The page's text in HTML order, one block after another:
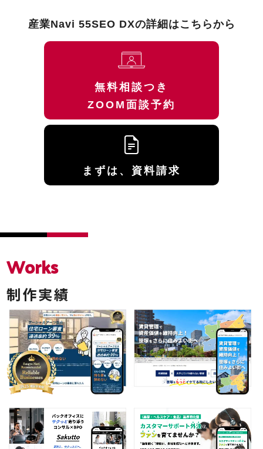
産業Navi 55SEO DXの詳細はこちらから
無料相談つき
ZOOM面談予約
まずは、資料請求
Works
制作実績